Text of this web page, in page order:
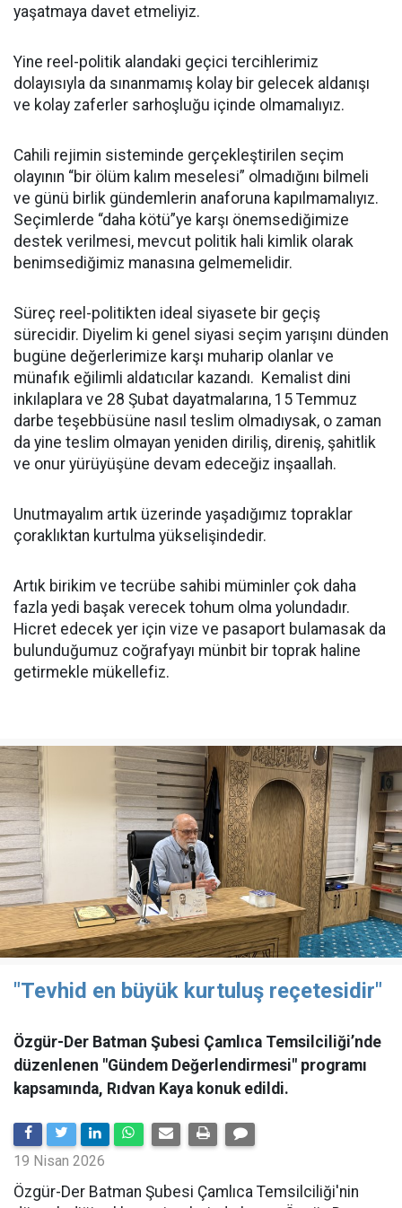
yaşatmaya davet etmeliyiz.
Yine reel-politik alandaki geçici tercihlerimiz
dolayısıyla da sınanmamış kolay bir gelecek aldanışı
ve kolay zaferler sarhoşluğu içinde olmamalıyız.
Cahili rejimin sisteminde gerçekleştirilen seçim
olayının “bir ölüm kalım meselesi” olmadığını bilmeli
ve günü birlik gündemlerin anaforuna kapılmamalıyız.
Seçimlerde “daha kötü”ye karşı önemsediğimize
destek verilmesi, mevcut politik hali kimlik olarak
benimsediğimiz manasına gelmemelidir.
Süreç reel-politikten ideal siyasete bir geçiş
sürecidir. Diyelim ki genel siyasi seçim yarışını dünden
bugüne değerlerimize karşı muharip olanlar ve
münafık eğilimli aldatıcılar kazandı. Kemalist dini
inkılaplara ve 28 Şubat dayatmalarına, 15 Temmuz
darbe teşebbüsüne nasıl teslim olmadıysak, o zaman
da yine teslim olmayan yeniden diriliş, direniş, şahitlik
ve onur yürüyüşüne devam edeceğiz inşaallah.
Unutmayalım artık üzerinde yaşadığımız topraklar
çoraklıktan kurtulma yükselişindedir.
Artık birikim ve tecrübe sahibi müminler çok daha
fazla yedi başak verecek tohum olma yolundadır.
Hicret edecek yer için vize ve pasaport bulamasak da
bulunduğumuz coğrafyayı münbit bir toprak haline
getirmekle mükellefiz.
"Tevhid en büyük kurtuluş reçetesidir"
Özgür-Der Batman Şubesi Çamlıca Temsilciliği’nde
düzenlenen "Gündem Değerlendirmesi" programı
kapsamında, Rıdvan Kaya konuk edildi.
19 Nisan 2026
​Özgür-Der Batman Şubesi Çamlıca Temsilciliği'nin